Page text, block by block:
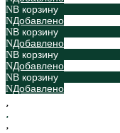
В корзину
Добавлено
В корзину
Добавлено
В корзину
Добавлено
В корзину
Добавлено